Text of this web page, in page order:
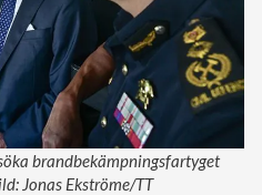
brandbekämpningsfartyget
Jonas Ekströme/TT